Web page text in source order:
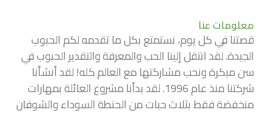
معلومات عنا
قصتنا في كل يوم، نستمتع بكل ما تقدمه لكم الحبوب
الجيدة. لقد انتقل إلينا الحب والمعرفة والتقدير الحبوب في
سن مبكرة ونحب مشاركتها مع العالم كله! لقد أنشأنا
شركتنا منذ عام 1996. لقد بدأنا مشروع العائلة بمهارات
منخفضة فقط بثلاث حبات من الحنطة السوداء والشوفان